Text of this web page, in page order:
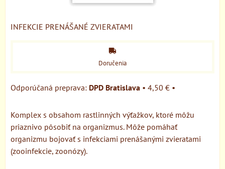
INFEKCIE PRENÁŠANÉ ZVIERATAMI
Doručenia
DPD Bratislava • 4,50 € •
Komplex s obsahom rastlinných výťažkov, ktoré môžu
priaznivo pôsobiť na organizmus. Môže pomáhať
organizmu bojovať s infekciami prenášanými zvieratami
(zooinfekcie, zoonózy).